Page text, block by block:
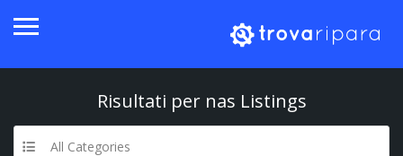
Risultati per nas Listings
All Categories